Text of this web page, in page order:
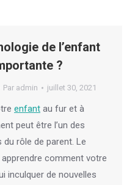
de l’enfant
?
Par admin juillet 30, 2021
enfant au fur et à
peut être l’un des
rôle de parent. Le
comment votre
inculquer de nouvelles